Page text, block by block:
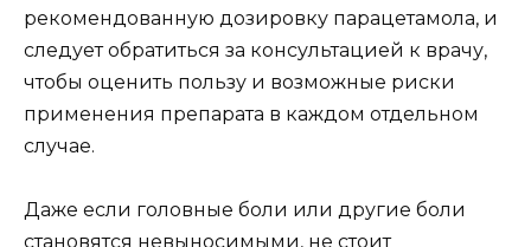
рекомендованную дозировку парацетамола, и
следует обратиться за консультацией к врачу,
чтобы оценить пользу и возможные риски
применения препарата в каждом отдельном
случае.
Даже если головные боли или другие боли
становятся невыносимыми, не стоит